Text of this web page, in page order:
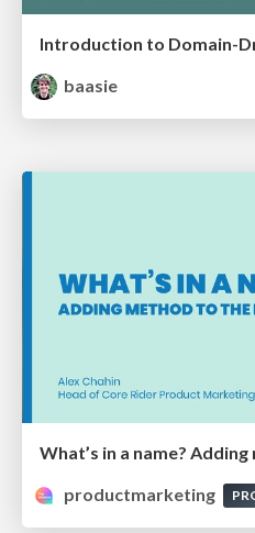
baasie
What’s in a name?
productmarketing